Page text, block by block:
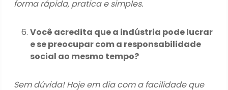
forma rápida, pratica e simples.
Você acredita que a indústria pode lucrar
e se preocupar com a responsabilidade
social ao mesmo tempo?
Sem dúvida! Hoje em dia com a facilidade que